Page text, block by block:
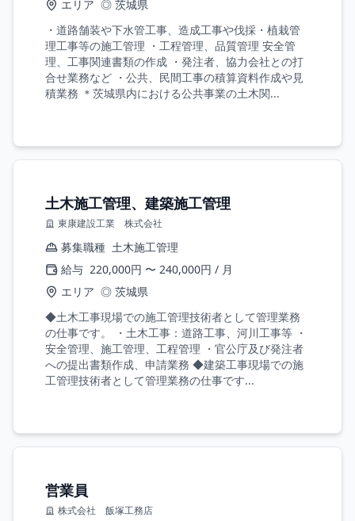
エリア ◎ 茨城県
・道路舗装や下水管工事、造成工事や伐採・植栽管
理工事等の施工管理 ・工程管理、品質管理 安全管
理、工事関連書類の作成 ・発注者、協力会社との打
合せ業務など ・公共、民間工事の積算資料作成や見
積業務 ＊茨城県内における公共事業の土木関...
土木施工管理、建築施工管理
東康建設工業 株式会社
募集職種 土木施工管理
給与 220,000円 〜 240,000円 / 月
エリア ◎ 茨城県
◆土木工事現場での施工管理技術者として管理業務
の仕事です。 ・土木工事：道路工事、河川工事等 ・
安全管理、施工管理、工程管理 ・官公庁及び発注者
への提出書類作成、申請業務 ◆建築工事現場での施
工管理技術者として管理業務の仕事です...
営業員
株式会社 飯塚工務店